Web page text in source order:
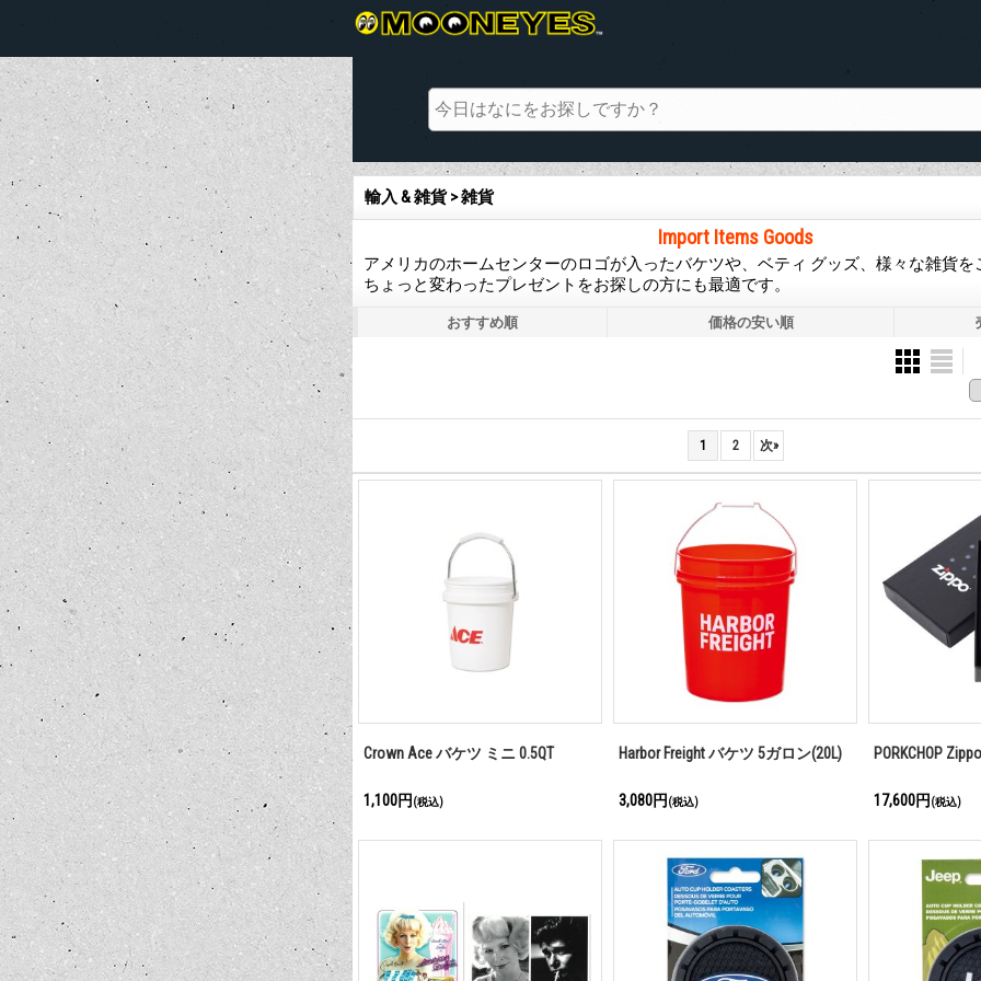
輸入 & 雑貨 > 雑貨
Import Items Goods
アメリカのホームセンターのロゴが入ったバケツや、ベティ グッズ、様々な雑貨を
ちょっと変わったプレゼントをお探しの方にも最適です。
おすすめ順 価格の安い順
1 2 次»
Crown Ace バケツ ミニ 0.5QT
1,100円 (税込)
Harbor Freight バケツ 5ガロン(20L)
3,080円 (税込)
PORKCHOP
17,600円 (税込)